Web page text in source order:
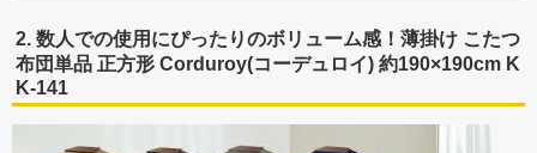
2. 数人での使用にぴったりのボリューム感！薄掛け こたつ
布団単品 正方形 Corduroy(コーデュロイ) 約190×190cm K
K-141